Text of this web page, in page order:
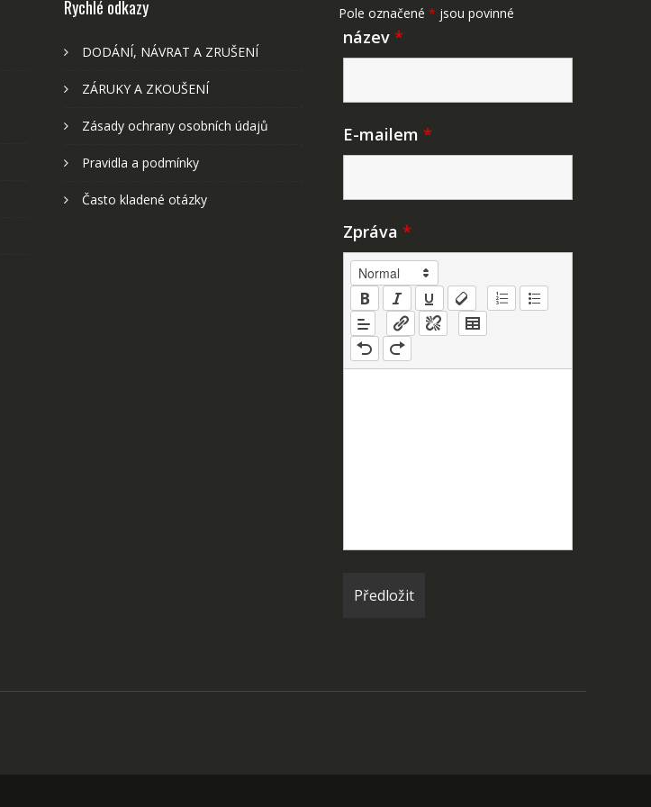
Rychlé odkazy
DODÁNÍ, NÁVRAT A ZRUŠENÍ
ZÁRUKY A ZKOUŠENÍ
Zásady ochrany osobních údajů
Pravidla a podmínky
Často kladené otázky
Pole označené * jsou povinné
název *
E-mailem *
Zpráva *